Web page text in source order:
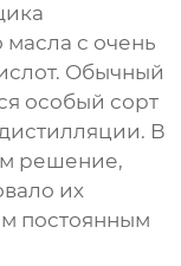
масла с очень
Обычный
особый сорт
В
решение,
их
постоянным